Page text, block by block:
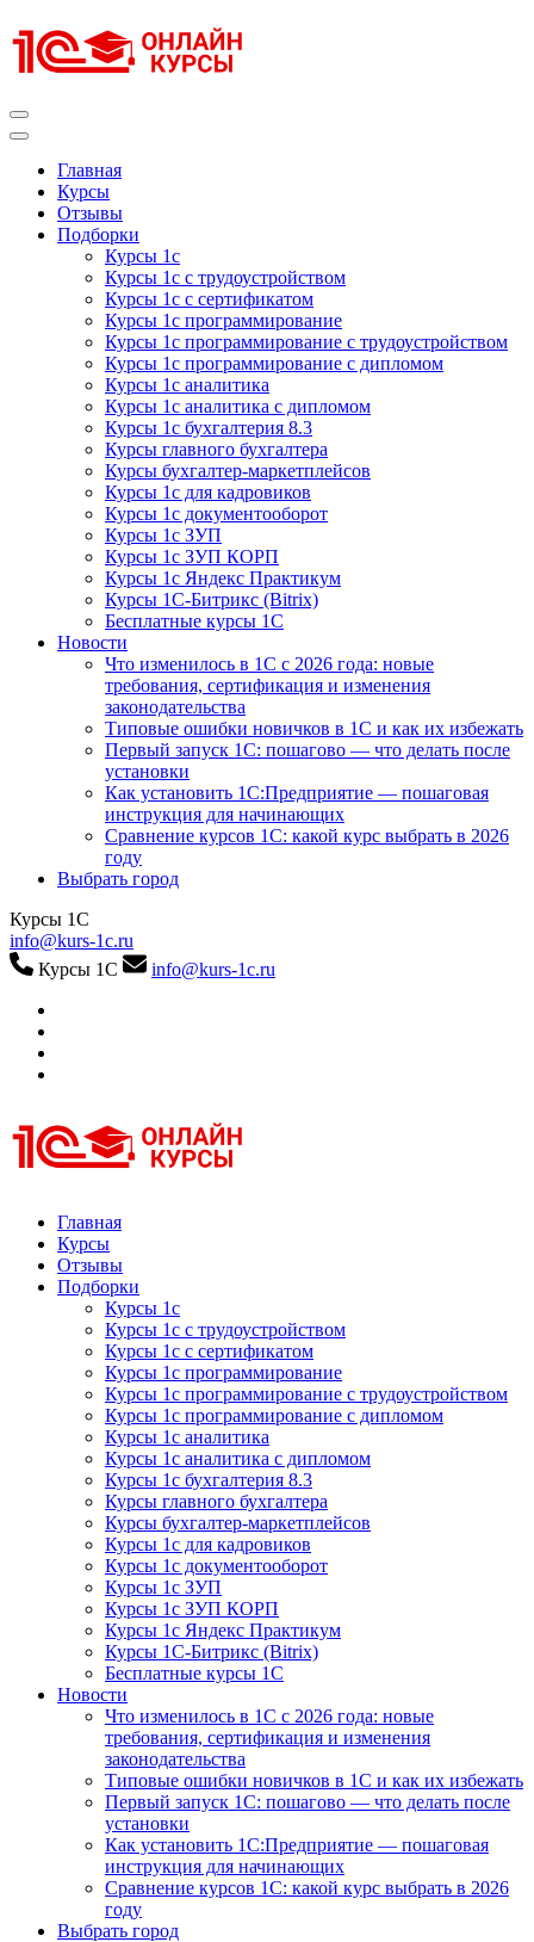
к
содержимому
Главная
Курсы
Отзывы
Подборки
Курсы 1с
Курсы 1с с трудоустройством
Курсы 1с с сертификатом
Курсы 1с программирование
Курсы 1с программирование с трудоустройством
Курсы 1с программирование с дипломом
Курсы 1с аналитика
Курсы 1с аналитика с дипломом
Курсы 1с бухгалтерия 8.3
Курсы главного бухгалтера
Курсы бухгалтер-маркетплейсов
Курсы 1с для кадровиков
Курсы 1с документооборот
Курсы 1с ЗУП
Курсы 1с ЗУП КОРП
Курсы 1с Яндекс Практикум
Курсы 1С-Битрикс (Bitrix)
Бесплатные курсы 1С
Новости
Что изменилось в 1С с 2026 года: новые
требования, сертификация и изменения
законодательства
Типовые ошибки новичков в 1С и как их избежать
Первый запуск 1С: пошагово — что делать после
установки
Как установить 1С:Предприятие — пошаговая
инструкция для начинающих
Сравнение курсов 1С: какой курс выбрать в 2026
году
Выбрать город
Курсы 1С
info@kurs-1c.ru
Курсы 1С
info@kurs-1c.ru
Курсы 1С
Курсы 1С официальная сертификация
Главная
Курсы
Отзывы
Подборки
Курсы 1с
Курсы 1с с трудоустройством
Курсы 1с с сертификатом
Курсы 1с программирование
Курсы 1с программирование с трудоустройством
Курсы 1с программирование с дипломом
Курсы 1с аналитика
Курсы 1с аналитика с дипломом
Курсы 1с бухгалтерия 8.3
Курсы главного бухгалтера
Курсы бухгалтер-маркетплейсов
Курсы 1с для кадровиков
Курсы 1с документооборот
Курсы 1с ЗУП
Курсы 1с ЗУП КОРП
Курсы 1с Яндекс Практикум
Курсы 1С-Битрикс (Bitrix)
Бесплатные курсы 1С
Новости
Что изменилось в 1С с 2026 года: новые
требования, сертификация и изменения
законодательства
Типовые ошибки новичков в 1С и как их избежать
Первый запуск 1С: пошагово — что делать после
установки
Как установить 1С:Предприятие — пошаговая
инструкция для начинающих
Сравнение курсов 1С: какой курс выбрать в 2026
году
Выбрать город